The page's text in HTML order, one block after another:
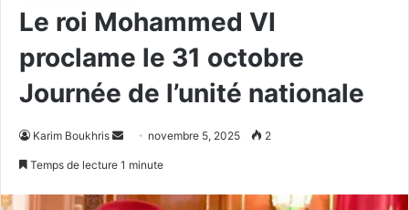
Le roi Mohammed VI
proclame le 31 octobre
Journée de l’unité nationale
Karim Boukhris
Envoyernovembre 5, 2025 2
Temps de lecture 1 minute